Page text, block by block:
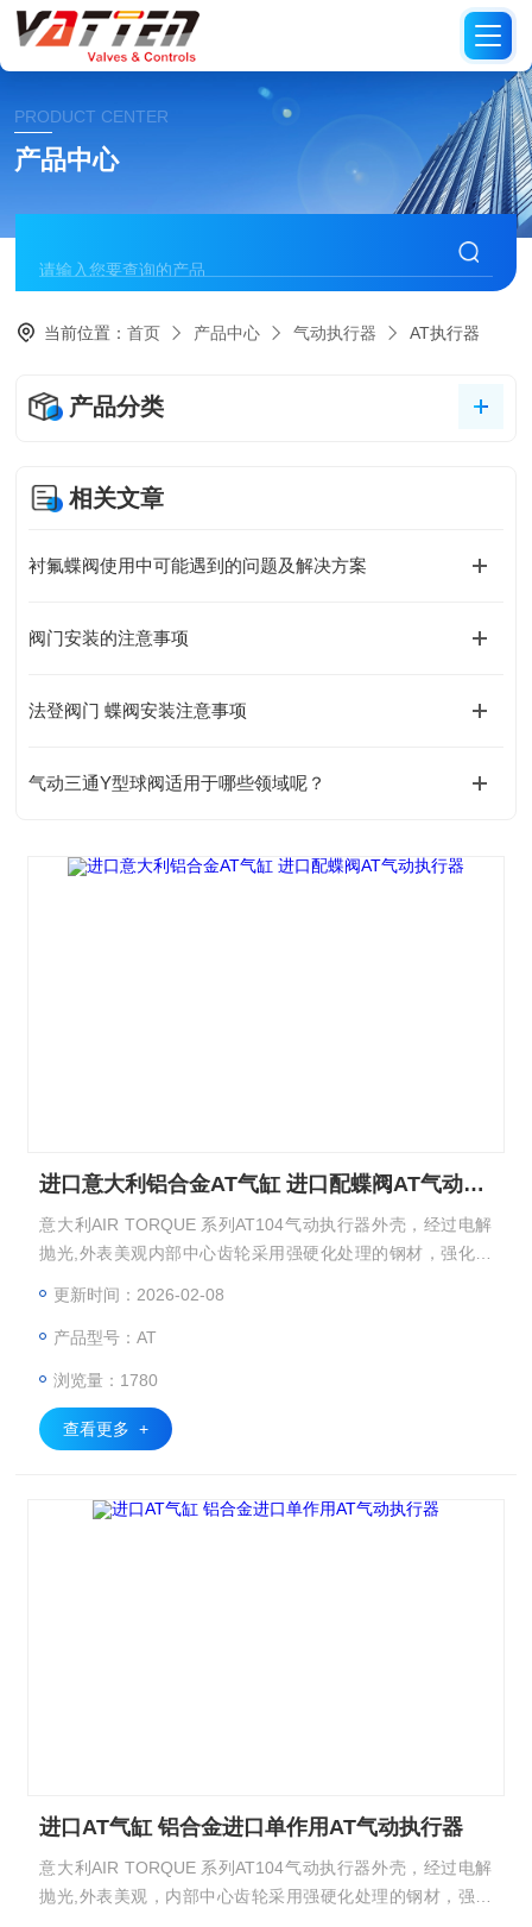
PRODUCT CENTER
产品中心
当前位置：首页 产品中心 气动执行器 AT执行器
产品分类
相关文章
衬氟蝶阀使用中可能遇到的问题及解决方案
阀门安装的注意事项
法登阀门 蝶阀安装注意事项
气动三通Y型球阀适用于哪些领域呢？
进口意大利铝合金AT气缸 进口配蝶阀AT气动执行器
意大利AIR TORQUE 系列AT104气动执行器外壳，经过电解
抛光,外表美观内部中心齿轮采用强硬化处理的钢材，强化镀
压铸工艺制作的铝合金活塞保证了双活塞精确的对称性,双导
行器
更新时间：2026-02-08
产品型号：AT
浏览量：1780
查看更多 +
进口AT气缸 铝合金进口单作用AT气动执行器
意大利AIR TORQUE 系列AT104气动执行器外壳，经过电解
抛光,外表美观，内部中心齿轮采用强硬化处理的钢材，强化